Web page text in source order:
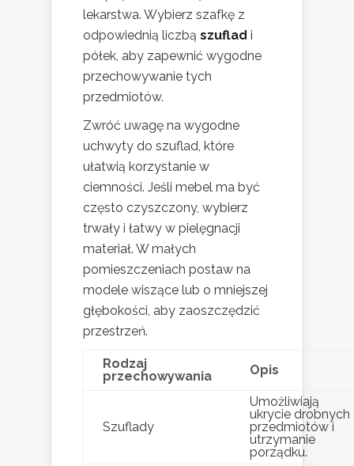
lekarstwa. Wybierz szafkę z
odpowiednią liczbą szuflad i
półek, aby zapewnić wygodne
przechowywanie tych
przedmiotów.
Zwróć uwagę na wygodne
uchwyty do szuflad, które
ułatwią korzystanie w
ciemności. Jeśli mebel ma być
często czyszczony, wybierz
trwały i łatwy w pielęgnacji
materiał. W małych
pomieszczeniach postaw na
modele wiszące lub o mniejszej
głębokości, aby zaoszczędzić
przestrzeń.
Rodzaj
przechowywania
Opis
Szuflady
Umożliwiają
ukrycie drobnych
przedmiotów i
utrzymanie
porządku.